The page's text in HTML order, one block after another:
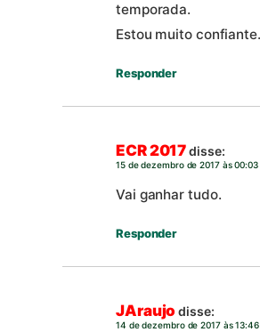
temporada.
Estou muito confiante.
Responder
ECR 2017disse:
15 de dezembro de 2017 às 00:03
Vai ganhar tudo.
Responder
JAraujo disse:
14 de dezembro de 2017 às 13:46